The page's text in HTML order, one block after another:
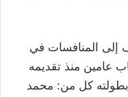
إلى المنافسات في
عامين منذ تقديمه
كل من: محمد